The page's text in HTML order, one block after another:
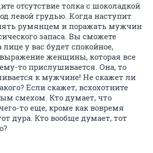
отсутствие толка с шоколадкой
левой грудью. Когда наступит
румянцем и поражать мужчин
запаса. Вы сможете
у вас будет спокойное,
женщины, которая все
то прислушивается. Она, то
к мужчине! Не скажет ли
Если скажет, всхохотните
смехом. Кто думает, что
то еще, кроме как вовремя
дура. Кто вообще думает, тот